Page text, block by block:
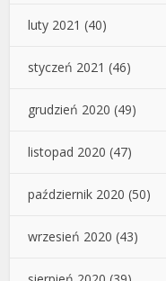
luty 2021 (40)
styczeń 2021 (46)
grudzień 2020 (49)
listopad 2020 (47)
październik 2020 (50)
wrzesień 2020 (43)